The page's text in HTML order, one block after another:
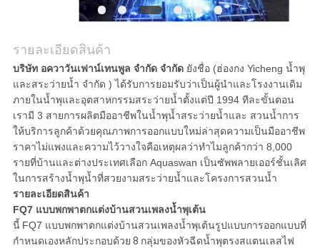
รายละเอียดสินค้า
บริษัท อควาวันเฟาน์เทนพูล จำกัด จำกัด ยังชื่อ (ฮ่องกง Yicheng น้ำพุ
และสระว่ายน้ำ จำกัด ) ได้รับการยอมรับว่าเป็นผู้นำและโรงงานเดิม
ภายในน้ำพุและอุตสาหกรรมสระว่ายน้ำตั้งแต่ปี 1994 ทีละขั้นตอน
เรามี 3 สายการผลิตมืออาชีพในน้ำพุน้ำสระว่ายน้ำและ สวนน้ำการ
ให้บริการลูกค้าด้วยคุณภาพการออกแบบใหม่ล่าสุดความเป็นมืออาชีพ
ราคาไม่แพงและความไว้วางใจคือเหตุผลว่าทำไมลูกค้ากว่า 8,000
รายที่บ้านและต่างประเทศเลือก Aquaswan เป็นซัพพลายเออร์ชั้นเลิศ
ในการสร้างน้ำพุน้ำที่สวยงามสระว่ายน้ำและโครงการสวนน้ำ
รายละเอียดสินค้า
FQ7 แบบพกพาตกแต่งบ้านสวนเพลงน้ำพุเต้น
นี้ FQ7 แบบพกพาตกแต่งบ้านสวนเพลงน้ำพุเต้นรูปแบบการออกแบบที่
กำหนดเองหลักประกอบด้วย 8 กลุ่มของหัวฉีดน้ำพุตรงสแตนเลสไฟ